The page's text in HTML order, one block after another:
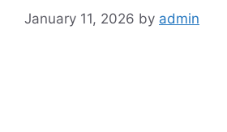
January 11, 2026 by admin